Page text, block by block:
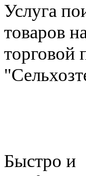
Услуга
товаров
торговой
Быстро и